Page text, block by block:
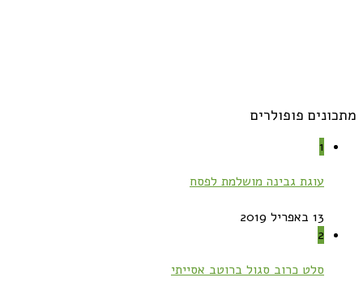
מתכונים פופולרים
1
עוגת גבינה מושלמת לפסח
13 באפריל 2019
2
סלט כרוב סגול ברוטב אסייתי